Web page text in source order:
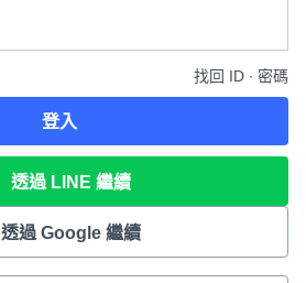
找回 ID ∙ 密碼
登入
透過 LINE 繼續
透過 Google 繼續